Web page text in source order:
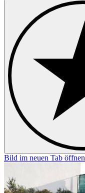
Bild im neuen Tab öffnen